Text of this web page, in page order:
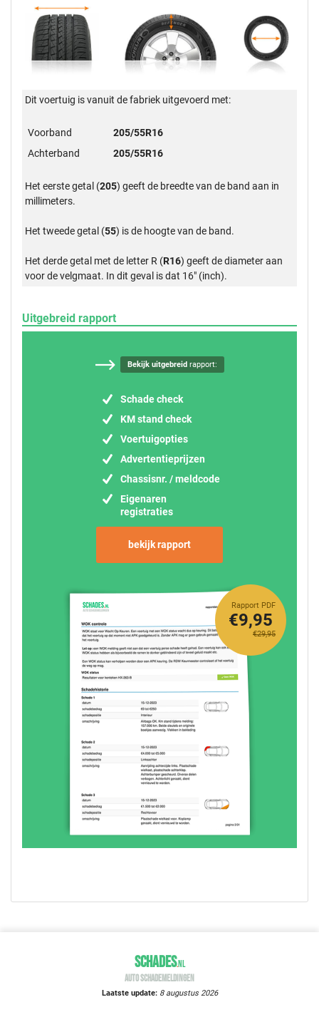
Dit voertuig is vanuit de fabriek uitgevoerd met:
Voorband
205/55R16
Achterband
205/55R16
Het eerste getal (205) geeft de breedte van de band aan in
millimeters.
Het tweede getal (55) is de hoogte van de band.
Het derde getal met de letter R (R16) geeft de diameter aan
voor de velgmaat. In dit geval is dat 16" (inch).
Uitgebreid rapport
Bekijk uitgebreid rapport:
Schade check
KM stand check
Voertuigopties
Advertentieprijzen
Chassisnr. / meldcode
Eigenaren
registraties
bekijk rapport
Rapport PDF
€29,95
€9,95
SCHADES.NL
AUTO SCHADEMELDINGEN
Laatste update: 8 augustus 2026